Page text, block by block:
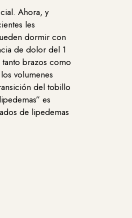
Ahora, y
les
dormir con
de dolor del 1
brazos como
volumenes
del tobillo
es
de lipedemas